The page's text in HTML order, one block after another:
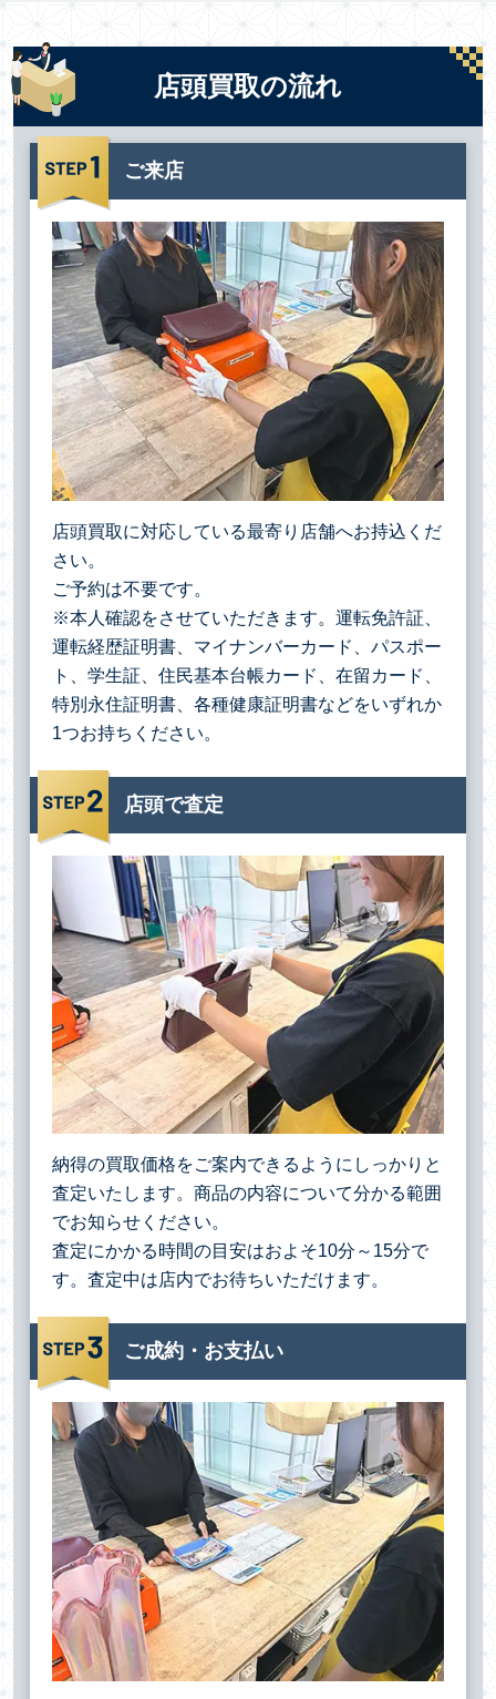
店頭買取の流れ
ご来店
店頭買取に対応している最寄り店舗へお持込くだ
さい。
ご予約は不要です。
※本人確認をさせていただきます。運転免許証、
運転経歴証明書、マイナンバーカード、パスポー
ト、学生証、住民基本台帳カード、在留カード、
特別永住証明書、各種健康証明書などをいずれか
1つお持ちください。
店頭で査定
納得の買取価格をご案内できるようにしっかりと
査定いたします。商品の内容について分かる範囲
でお知らせください。
査定にかかる時間の目安はおよそ10分～15分で
す。査定中は店内でお待ちいただけます。
ご成約・お支払い